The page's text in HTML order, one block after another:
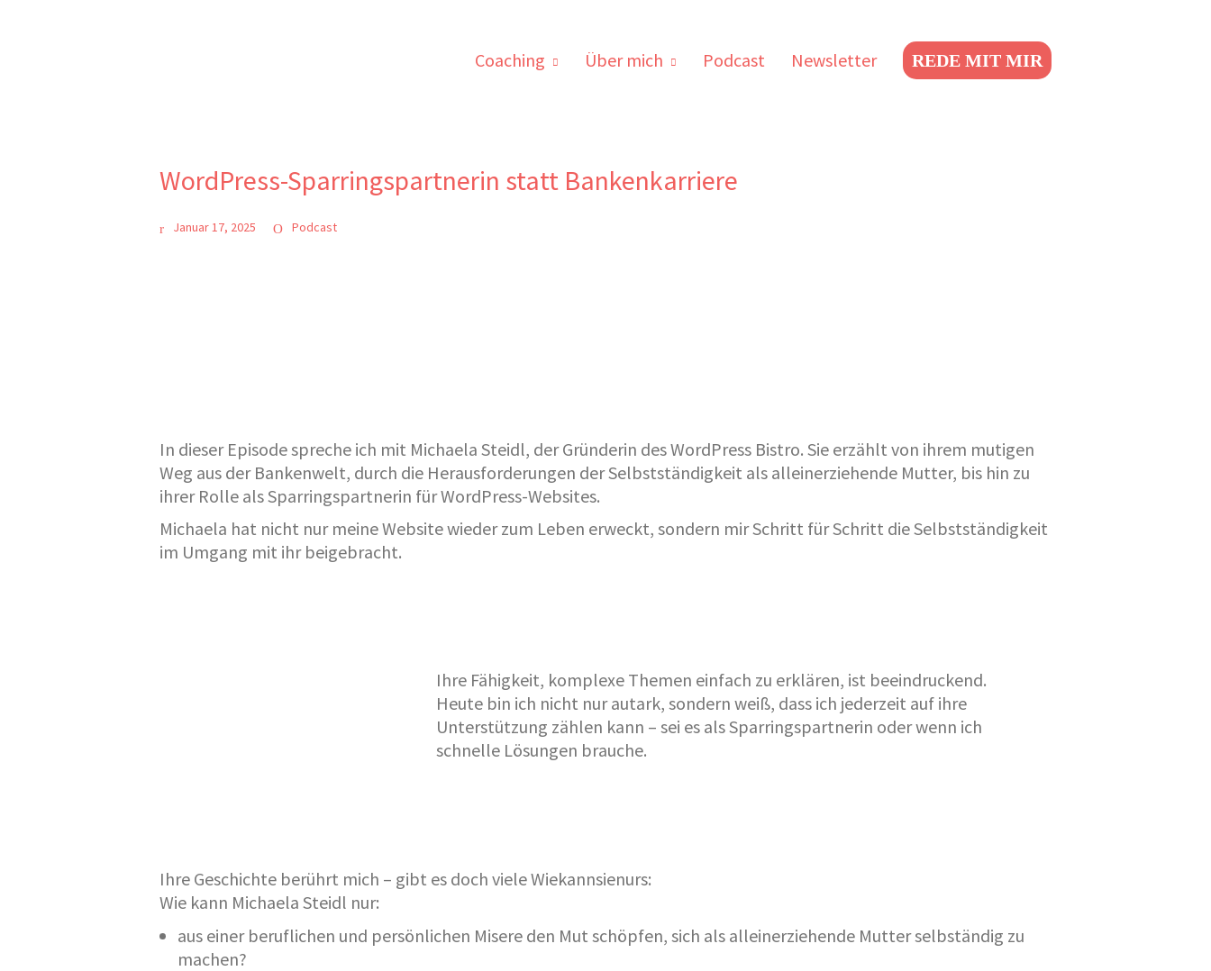
Coaching Über mich Podcast Newsletter REDE MIT MIR
WordPress-Sparringspartnerin statt Bankenkarriere
Januar 17, 2025 Podcast
In dieser Episode spreche ich mit Michaela Steidl, der Gründerin des WordPress Bistro. Sie erzählt von ihrem mutigen
Weg aus der Bankenwelt, durch die Herausforderungen der Selbstständigkeit als alleinerziehende Mutter, bis hin zu
ihrer Rolle als Sparringspartnerin für WordPress-Websites.
Michaela hat nicht nur meine Website wieder zum Leben erweckt, sondern mir Schritt für Schritt die Selbstständigkeit
im Umgang mit ihr beigebracht.
Ihre Fähigkeit, komplexe Themen einfach zu erklären, ist beeindruckend.
Heute bin ich nicht nur autark, sondern weiß, dass ich jederzeit auf ihre
Unterstützung zählen kann – sei es als Sparringspartnerin oder wenn ich
schnelle Lösungen brauche.
Ihre Geschichte berührt mich – gibt es doch viele Wiekannsienurs:
Wie kann Michaela Steidl nur:
aus einer beruflichen und persönlichen Misere den Mut schöpfen, sich als alleinerziehende Mutter selbständig zu
machen?